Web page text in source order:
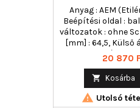
Anyag : AEM
Beépítési oldal :
változatok : ohne
[mm] : 64,5, Külső
OE-számhoz
Ár
20 870
 Kosárba
 Utolsó